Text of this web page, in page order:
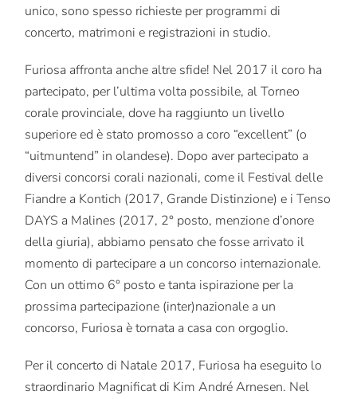
unico, sono spesso richieste per programmi di
concerto, matrimoni e registrazioni in studio.
Furiosa affronta anche altre sfide! Nel 2017 il coro ha
partecipato, per l’ultima volta possibile, al Torneo
corale provinciale, dove ha raggiunto un livello
superiore ed è stato promosso a coro “excellent” (o
“uitmuntend” in olandese). Dopo aver partecipato a
diversi concorsi corali nazionali, come il Festival delle
Fiandre a Kontich (2017, Grande Distinzione) e i Tenso
DAYS a Malines (2017, 2° posto, menzione d’onore
della giuria), abbiamo pensato che fosse arrivato il
momento di partecipare a un concorso internazionale.
Con un ottimo 6° posto e tanta ispirazione per la
prossima partecipazione (inter)nazionale a un
concorso, Furiosa è tornata a casa con orgoglio.
Per il concerto di Natale 2017, Furiosa ha eseguito lo
straordinario Magnificat di Kim André Arnesen. Nel